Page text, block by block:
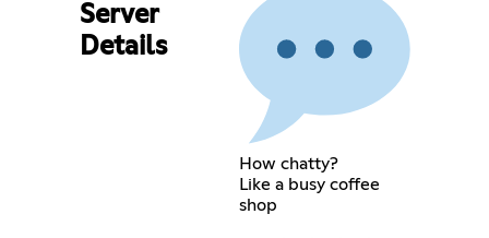
Server
Details
How chatty?
Like a busy coffee
shop